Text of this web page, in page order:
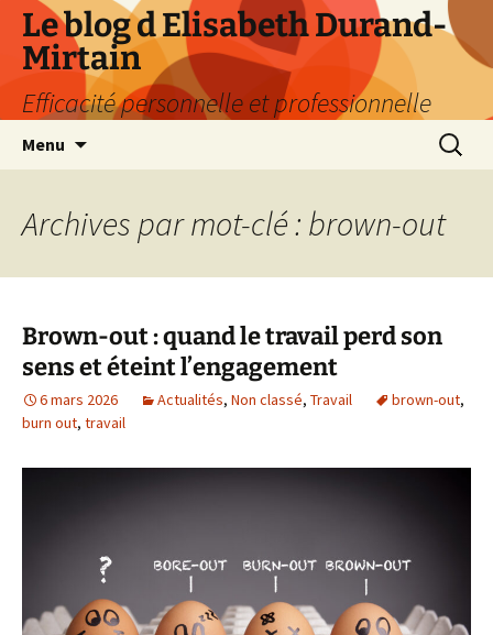
Aller
contenu
Le blog d Elisabeth Durand-
Mirtain
Efficacité personnelle et professionnelle
Menu
Archives par mot-clé : brown-out
Brown-out : quand le travail perd son
sens et éteint l’engagement
6 mars 2026 Actualités, Non classé, Travail brown-out,
burn out, travail